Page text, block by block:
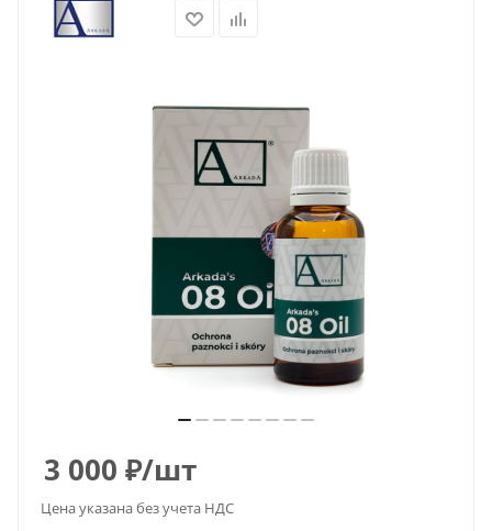
3 000 ₽/шт
Цена указана без учета НДС